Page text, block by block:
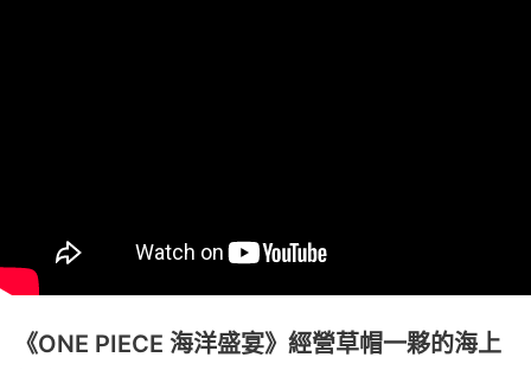
《ONE PIECE 海洋盛宴》經營草帽一夥的海上